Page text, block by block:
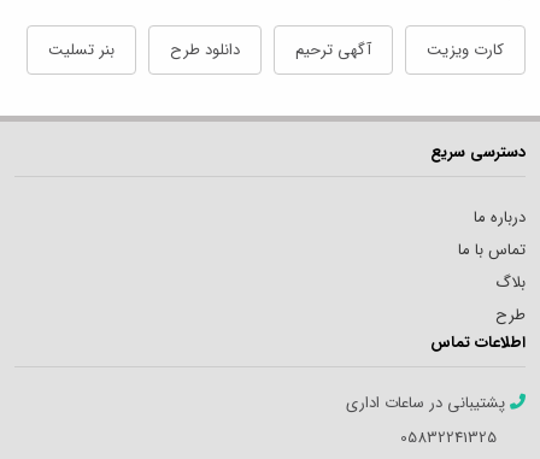
کارت ویزیت آگهی ترحیم دانلود طرح بنر تسلیت
دسترسی سریع
درباره ما
تماس با ما
بلاگ
طرح
اطلاعات تماس
پشتیبانی در ساعات اداری
05832241325